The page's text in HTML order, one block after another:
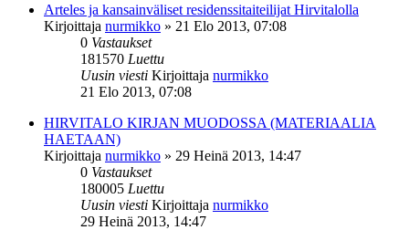
Arteles ja kansainväliset residenssitaiteilijat Hirvitalolla
Kirjoittaja nurmikko » 21 Elo 2013, 07:08
0 Vastaukset
181570 Luettu
Uusin viesti Kirjoittaja nurmikko
21 Elo 2013, 07:08
HIRVITALO KIRJAN MUODOSSA (MATERIAALIA
HAETAAN)
Kirjoittaja nurmikko » 29 Heinä 2013, 14:47
0 Vastaukset
180005 Luettu
Uusin viesti Kirjoittaja nurmikko
29 Heinä 2013, 14:47